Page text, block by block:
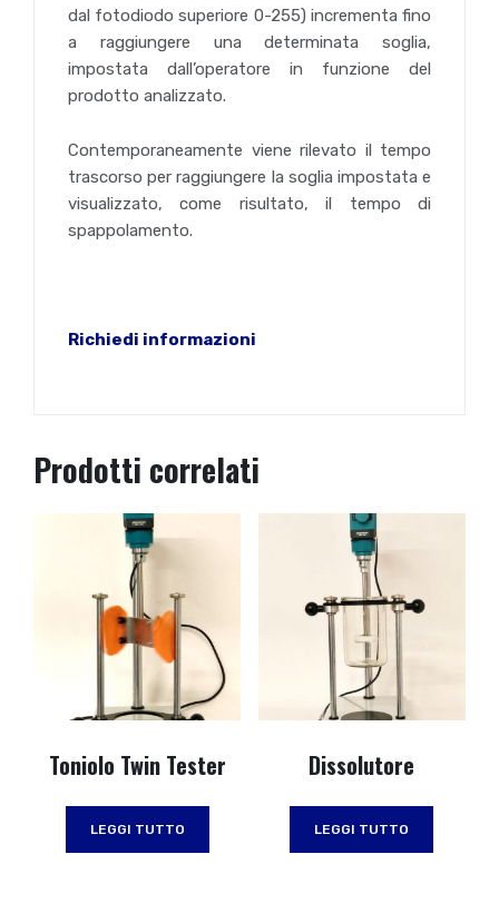
dal fotodiodo superiore 0-255) incrementa fino
a raggiungere una determinata soglia,
impostata dall’operatore in funzione del
prodotto analizzato.
Contemporaneamente viene rilevato il tempo
trascorso per raggiungere la soglia impostata e
visualizzato, come risultato, il tempo di
spappolamento.
Richiedi informazioni
Prodotti correlati
Toniolo Twin Tester
LEGGI TUTTO
Dissolutore
LEGGI TUTTO